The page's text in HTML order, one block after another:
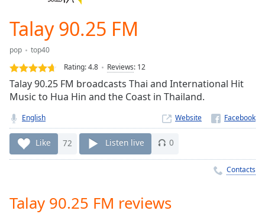
-:-
Loaded:
0.00%
Stream
TypeLIVE
live,
currently
behind
LIVE
Remaining
Talay 90.25 FM
pop
top40
Rating:4.8 Reviews: 12
Talay 90.25 FM broadcasts Thai and International Hit
Music to Hua Hin and the Coast in Thailand.
English Website
Like 72 Listen live 0
Contacts
Talay 90.25 FM reviews